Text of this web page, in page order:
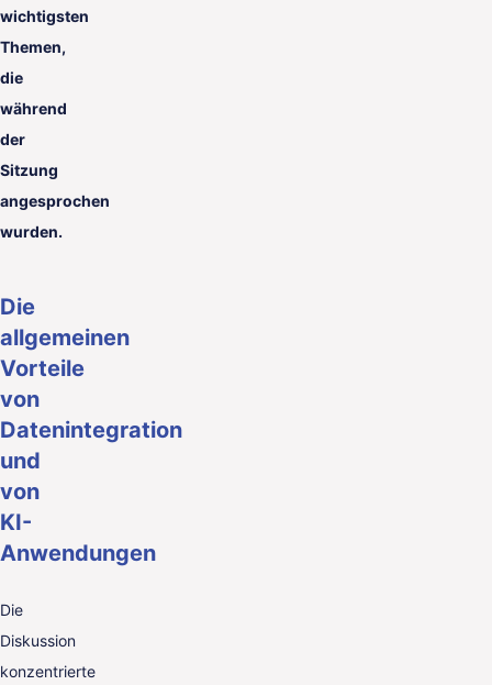
wichtigsten
Themen,
die
während
der
Sitzung
angesprochen
wurden.
Die
allgemeinen
Vorteile
von
Datenintegration
und
von
KI-
Anwendungen
Die
Diskussion
konzentrierte